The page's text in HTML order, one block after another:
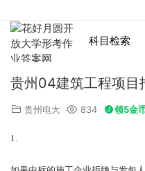
科目检索
贵州04建筑工程项
贵州电大 834 领5金
1.